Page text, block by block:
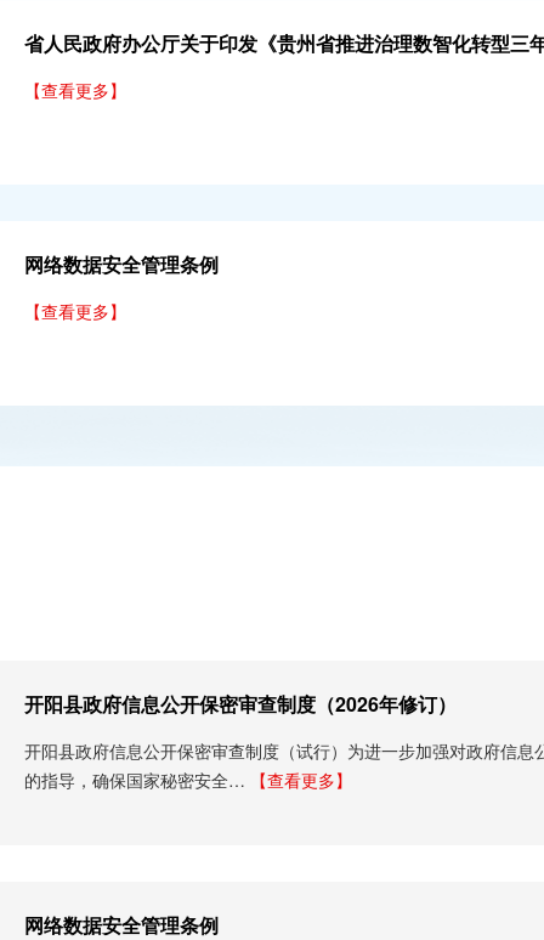
【查看更多】
网络数据安全管理条例
【查看更多】
开阳县政府信息公开保密审查制度（2026年修订）
开阳县政府信息公开保密审查制度（试行）为进一步加强对政府信息
的指导，确保国家秘密安全…
【查看更多】
网络数据安全管理条例